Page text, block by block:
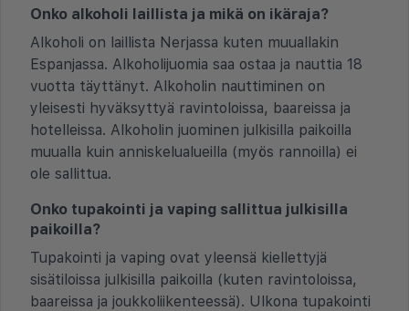
Onko alkoholi laillista ja mikä on ikäraja?
Alkoholi on laillista Nerjassa kuten muuallakin
Espanjassa. Alkoholijuomia saa ostaa ja nauttia 18
vuotta täyttänyt. Alkoholin nauttiminen on
yleisesti hyväksyttyä ravintoloissa, baareissa ja
hotelleissa. Alkoholin juominen julkisilla paikoilla
muualla kuin anniskelualueilla (myös rannoilla) ei
ole sallittua.
Onko tupakointi ja vaping sallittua julkisilla
paikoilla?
Tupakointi ja vaping ovat yleensä kiellettyjä
sisätiloissa julkisilla paikoilla (kuten ravintoloissa,
baareissa ja joukkoliikenteessä). Ulkona tupakointi